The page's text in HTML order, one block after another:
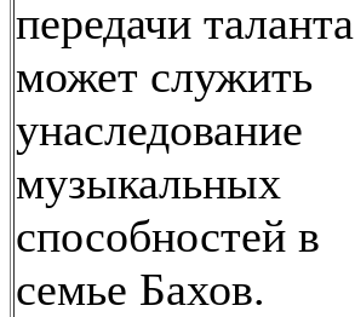
передачи таланта
может служить
унаследование
музыкальных
способностей в
семье Бахов.